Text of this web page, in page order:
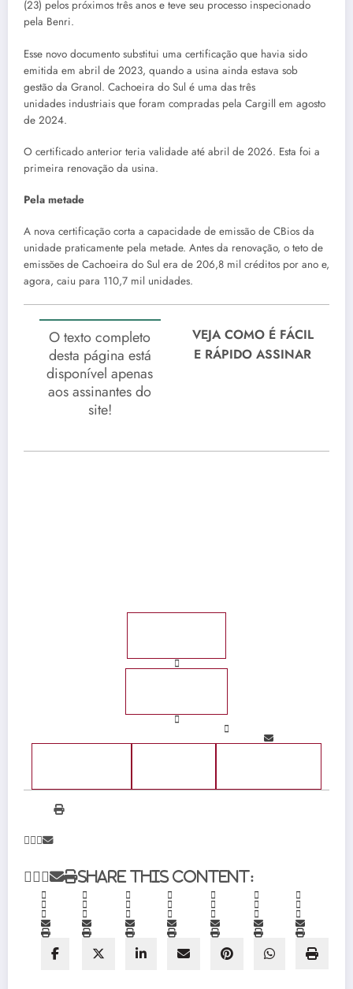
(23) pelos próximos três anos e teve seu processo inspecionado
pela Benri.
Esse novo documento substitui uma certificação que havia sido
emitida em abril de 2023, quando a usina ainda estava sob
gestão da Granol. Cachoeira do Sul é uma das três
unidades industriais que foram compradas pela Cargill em agosto
de 2024.
O certificado anterior teria validade até abril de 2026. Esta foi a
primeira renovação da usina.
Pela metade
A nova certificação corta a capacidade de emissão de CBios da
unidade praticamente pela metade. Antes da renovação, o teto de
emissões de Cachoeira do Sul era de 206,8 mil créditos por ano e,
agora, caiu para 110,7 mil unidades.
O texto completo
desta página está
disponível apenas
aos assinantes do
site!
VEJA COMO É FÁCIL
E RÁPIDO ASSINAR
Share this content: